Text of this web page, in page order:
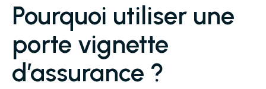
Pourquoi utiliser une
porte vignette
d’assurance ?